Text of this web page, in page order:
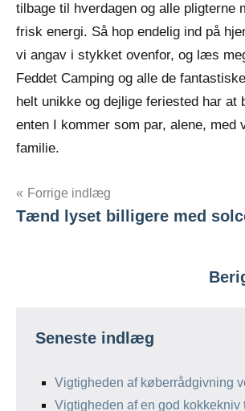
tilbage til hverdagen og alle pligterne
frisk energi. Så hop endelig ind på
vi angav i stykket ovenfor, og læs
Feddet Camping og alle de
helt unikke og dejlige feriested har at
enten I kommer som par, alene, med
familie.
Indlægsnavigation
Forrige indlæg
Tænd lyset billigere med
Seneste indlæg
Vigtigheden af køberrådgivning
Vigtigheden af en god kokkekniv